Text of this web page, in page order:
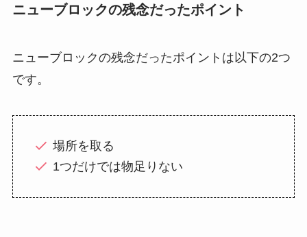
ニューブロックの残念だったポイント
ニューブロックの残念だったポイントは以下の2つ
です。
場所を取る
1つだけでは物足りない